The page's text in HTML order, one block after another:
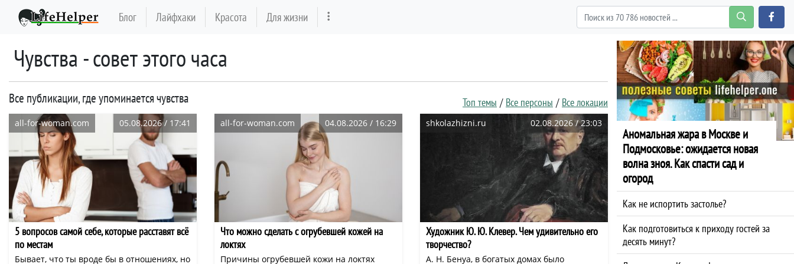
Блог Лайфхаки Красота Для жизни
чувства - совет этого часа
Все публикации, где упоминается чувства Топ темы Все персоны Все локации
all-for-woman.com 05.08.2026 / 17:41
5 вопросов самой себе, которые расставят всё
по местам
Бывает, что ты вроде бы в отношениях, но
all-for-woman.com 04.08.2026 / 16:29
Что можно сделать с огрубевшей кожей на
локтях
Причины огрубевшей кожи на локтях
shkolazhizni.ru 02.08.2026 / 23:03
Художник Ю. Ю. Клевер. Чем удивительно его
творчество?
А. Н. Бенуа, в богатых домах было
Аномальная жара в Москве и
Подмосковье: ожидается новая
волна зноя. Как спасти сад и
огород
Как не испортить застолье?
Как подготовиться к приходу гостей за
десять минут?